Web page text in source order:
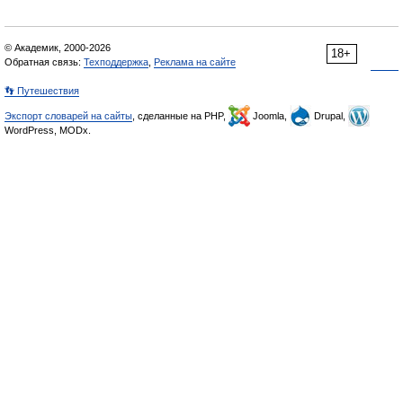
18+
© Академик, 2000-2026
Обратная связь: Техподдержка Реклама на сайте
👣 Путешествия
Экспорт словарей на сайты , сделанные на PHP, Joomla,
Drupal,
WordPress, MODx.